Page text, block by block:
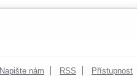
Napište nám RSS
Přístupnost